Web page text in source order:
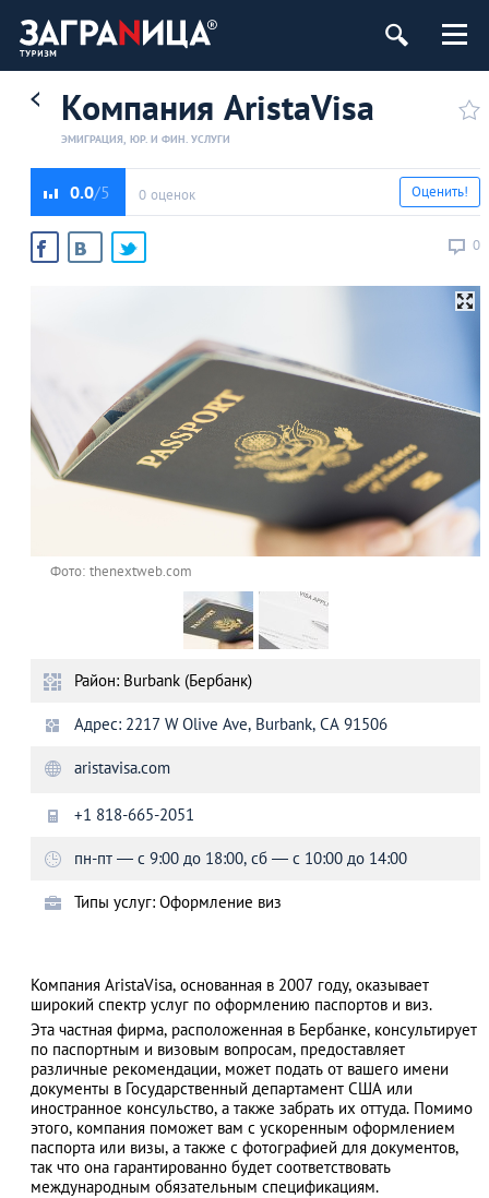
АЗАД
Компания AristaVisa
ЭМИГРАЦИЯ, ЮР. И ФИН. УСЛУГИ
0.0 0 оценок
0
Оценить!
Фото: thenextweb.com
Район: Burbank (Бербанк)
Адрес: 2217 W Olive Ave, Burbank, CA 91506
aristavisa.com
+1 818-665-2051
пн-пт — с 9:00 до 18:00, сб — с 10:00 до 14:00
Типы услуг: Оформление виз
Компания AristaVisa, основанная в 2007 году, оказывает
широкий спектр услуг по оформлению паспортов и виз.
Эта частная фирма, расположенная в Бербанке, консультирует
по паспортным и визовым вопросам, предоставляет
различные рекомендации, может подать от вашего имени
документы в Государственный департамент США или
иностранное консульство, а также забрать их оттуда. Помимо
этого, компания поможет вам с ускоренным оформлением
паспорта или визы, а также с фотографией для документов,
так что она гарантированно будет соответствовать
международным обязательным спецификациям.